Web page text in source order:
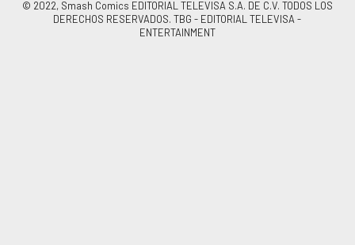
© 2022, Smash Comics EDITORIAL TELEVISA S.A. DE C.V. TODOS LOS
DERECHOS RESERVADOS. TBG - EDITORIAL TELEVISA -
ENTERTAINMENT